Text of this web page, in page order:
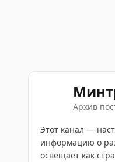
Архив
Этот канал —
информацию о
освещает как